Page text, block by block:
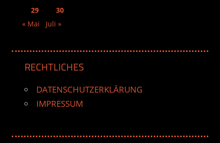
29
30
« Mai
Juli »
RECHTLICHES
DATENSCHUTZERKLÄRUNG
IMPRESSUM